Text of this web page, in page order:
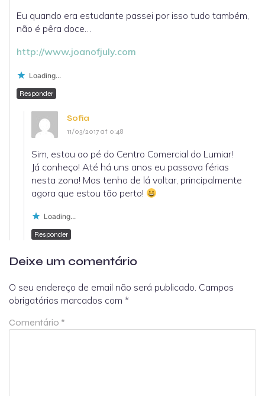
Eu quando era estudante passei por isso tudo também,
não é pêra doce…
http://www.joanofjuly.com
Loading...
Responder
Sofia
11/03/2017 at 0:48
Sim, estou ao pé do Centro Comercial do Lumiar!
Já conheço! Até há uns anos eu passava férias
nesta zona! Mas tenho de lá voltar, principalmente
agora que estou tão perto!
Loading...
Responder
Deixe um comentário
O seu endereço de email não será publicado. Campos
obrigatórios marcados com *
Comentário *